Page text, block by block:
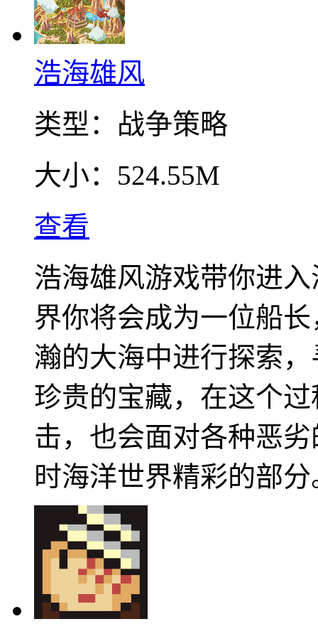
浩海雄风
类型： 战争策略
大小： 524.55M
查看
浩海雄风游戏带你进
界你将会成为一位船
瀚的大海中进行探索
珍贵的宝藏，在这个
击，也会面对各种恶
时海洋世界精彩的部分